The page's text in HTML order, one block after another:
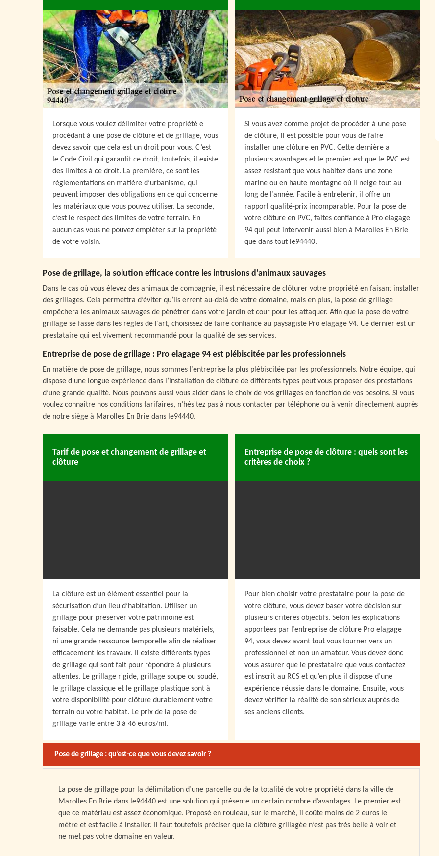
Lorsque vous voulez délimiter votre propriété e
procédant à une pose de clôture et de grillage, vous
devez savoir que cela est un droit pour vous. C’est
le Code Civil qui garantit ce droit, toutefois, il existe
des limites à ce droit. La première, ce sont les
réglementations en matière d’urbanisme, qui
peuvent imposer des obligations en ce qui concerne
les matériaux que vous pouvez utiliser. La seconde,
c’est le respect des limites de votre terrain. En
aucun cas vous ne pouvez empiéter sur la propriété
de votre voisin.
Si vous avez comme projet de procéder à une pose
de clôture, il est possible pour vous de faire
installer une clôture en PVC. Cette dernière a
plusieurs avantages et le premier est que le PVC est
assez résistant que vous habitez dans une zone
marine ou en haute montagne où il neige tout au
long de l’année. Facile à entretenir, il offre un
rapport qualité-prix incomparable. Pour la pose de
votre clôture en PVC, faites confiance à Pro elagage
94 qui peut intervenir aussi bien à Marolles En Brie
que dans tout le94440.
Pose de grillage, la solution efficace contre les intrusions d’animaux sauvages
Dans le cas où vous élevez des animaux de compagnie, il est nécessaire de clôturer votre propriété en faisant installer
des grillages. Cela permettra d’éviter qu’ils errent au-delà de votre domaine, mais en plus, la pose de grillage
empêchera les animaux sauvages de pénétrer dans votre jardin et cour pour les attaquer. Afin que la pose de votre
grillage se fasse dans les règles de l’art, choisissez de faire confiance au paysagiste Pro elagage 94. Ce dernier est un
prestataire qui est vivement recommandé pour la qualité de ses services.
Entreprise de pose de grillage : Pro elagage 94 est plébiscitée par les professionnels
En matière de pose de grillage, nous sommes l’entreprise la plus plébiscitée par les professionnels. Notre équipe, qui
dispose d’une longue expérience dans l’installation de clôture de différents types peut vous proposer des prestations
d’une grande qualité. Nous pouvons aussi vous aider dans le choix de vos grillages en fonction de vos besoins. Si vous
voulez connaître nos conditions tarifaires, n’hésitez pas à nous contacter par téléphone ou à venir directement auprès
de notre siège à Marolles En Brie dans le94440.
Tarif de pose et changement de grillage et
clôture
La clôture est un élément essentiel pour la
sécurisation d’un lieu d’habitation. Utiliser un
grillage pour préserver votre patrimoine est
faisable. Cela ne demande pas plusieurs matériels,
ni une grande ressource temporelle afin de réaliser
efficacement les travaux. Il existe différents types
de grillage qui sont fait pour répondre à plusieurs
attentes. Le grillage rigide, grillage soupe ou soudé,
le grillage classique et le grillage plastique sont à
votre disponibilité pour clôture durablement votre
terrain ou votre habitat. Le prix de la pose de
grillage varie entre 3 à 46 euros/ml.
Entreprise de pose de clôture : quels sont les
critères de choix ?
Pour bien choisir votre prestataire pour la pose de
votre clôture, vous devez baser votre décision sur
plusieurs critères objectifs. Selon les explications
apportées par l’entreprise de clôture Pro elagage
94, vous devez avant tout vous tourner vers un
professionnel et non un amateur. Vous devez donc
vous assurer que le prestataire que vous contactez
est inscrit au RCS et qu’en plus il dispose d’une
expérience réussie dans le domaine. Ensuite, vous
devez vérifier la réalité de son sérieux auprès de
ses anciens clients.
Pose de grillage : qu’est-ce que vous devez savoir ?
La pose de grillage pour la délimitation d’une parcelle ou de la totalité de votre propriété dans la ville de
Marolles En Brie dans le94440 est une solution qui présente un certain nombre d’avantages. Le premier est
que ce matériau est assez économique. Proposé en rouleau, sur le marché, il coûte moins de 2 euros le
mètre et est facile à installer. Il faut toutefois préciser que la clôture grillagée n’est pas très belle à voir et
ne met pas votre domaine en valeur.